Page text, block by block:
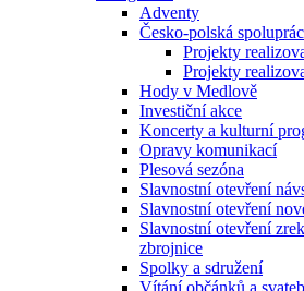
Adventy
Česko-polská
Projekty
Projekty
Hody v Medlově
Investiční akce
Koncerty a kulturní
Opravy komunikací
Plesová sezóna
Slavnostní otevření
Slavnostní otevření
Slavnostní otevření
zbrojnice
Spolky a sdružení
Vítání občánků a